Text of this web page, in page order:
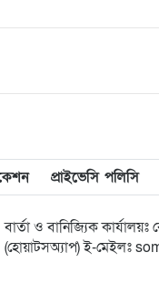
প্রাইভেসি পলিসি
বার্তা ও বানিজ্যিক
(হোয়াটসঅ্যাপ) ই-মেইলঃ